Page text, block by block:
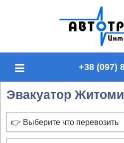
+38 (097)
Эвакуатор
👉 Выберите что перевозить